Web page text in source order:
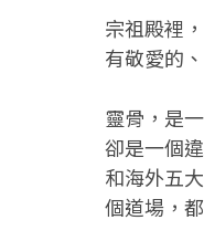
宗祖殿裡
有敬愛的
靈骨，是
卻是一個
和海外五
個道場，